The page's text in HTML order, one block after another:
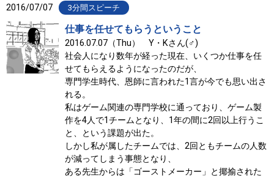
2016/07/07 3分間スピーチ
仕事を任せてもらうということ
2016.07.07（Thu） Y・Kさん(♂)
社会人になり数年が経った現在、いくつか仕事を任
せてもらえるようになったのだが、
専門学生時代、恩師に言われた1言が今でも思い出さ
れる。
私はゲーム関連の専門学校に通っており、ゲーム製
作を4人で1チームとなり、1年の間に2回以上行うこ
と、という課題が出た。
しかし私が属したチームでは、2回ともチームの人数
が減ってしまう事態となり、
ある先生からは「ゴーストメーカー」と揶揄された